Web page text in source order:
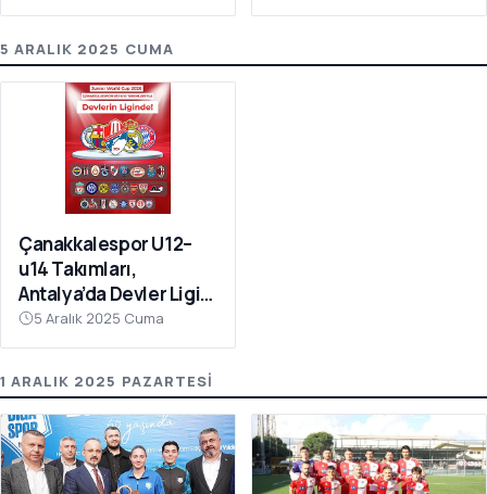
5 ARALIK 2025 CUMA
Çanakkalespor U12–
u14 Takımları,
Antalya’da Devler Ligi
Sahnesinde!
5 Aralık 2025 Cuma
1 ARALIK 2025 PAZARTESI